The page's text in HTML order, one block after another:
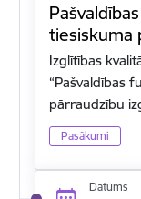
tiesiskuma
Izglītības
“Pašvaldības
pārraudzību
Pasākumi
Datums